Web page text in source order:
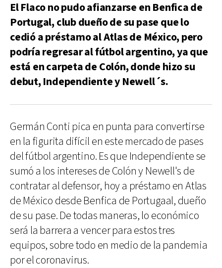
El Flaco no pudo afianzarse en Benfica de
Portugal, club dueño de su pase que lo
cedió a préstamo al Atlas de México, pero
podría regresar al fútbol argentino, ya que
está en carpeta de Colón, donde hizo su
debut, Independiente y Newell´s.
Germán Conti pica en punta para convertirse
en la figurita difícil en este mercado de pases
del fútbol argentino. Es que Independiente se
sumó a los intereses de Colón y Newell's de
contratar al defensor, hoy a préstamo en Atlas
de México desde Benfica de Portugaal, dueño
de su pase. De todas maneras, lo económico
será la barrera a vencer para estos tres
equipos, sobre todo en medio de la pandemia
por el coronavirus.